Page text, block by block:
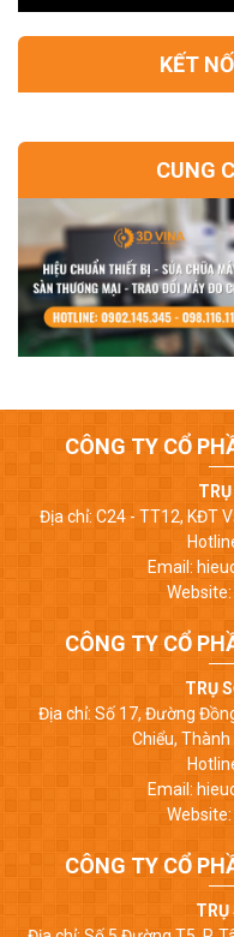
KẾT
CUNG
CÔNG TY CỔ
Địa chỉ: C24 - TT12, KĐT
Email:
CÔNG TY CỔ
TRỤ
Địa chỉ: Số 17, Đường
Chiểu,
Email:
CÔNG TY CỔ
TRỤ